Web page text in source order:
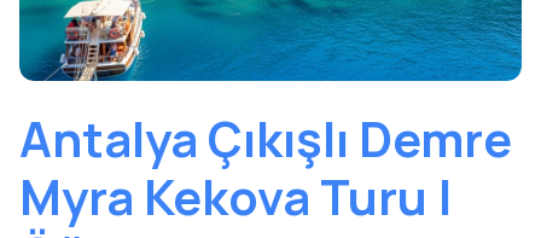
Antalya Çıkışlı Demre
Myra Kekova Turu |